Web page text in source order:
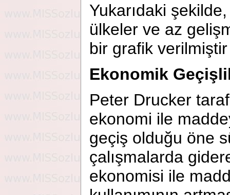
Yukarıdaki
ülkeler ve az
bir grafik
Ekonomik
Peter Drucker
ekonomi ile
geçiş olduğu öne
çalışmalarda
ekonomisi ile